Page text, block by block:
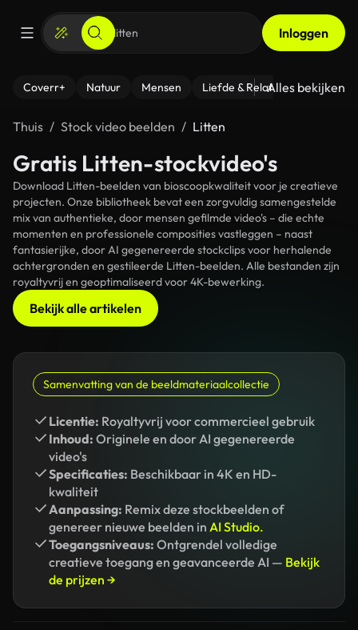
Inloggen
Coverr+ Natuur Mensen Liefde & Relaties - Fitness
Alles bekijken
Thuis Stock video beelden Litten
Gratis Litten-stockvideo's
Download Litten-beelden van bioscoopkwaliteit voor je creatieve
projecten. Onze bibliotheek bevat een zorgvuldig samengestelde
mix van authentieke, door mensen gefilmde video's – die echte
momenten en professionele composities vastleggen – naast
fantasierijke, door AI gegenereerde stockclips voor herhalende
achtergronden en gestileerde Litten-beelden. Alle bestanden zijn
royaltyvrij en geoptimaliseerd voor 4K-bewerking.
Bekijk alle artikelen
Samenvatting van de beeldmateriaalcollectie
Licentie: Royaltyvrij voor commercieel gebruik
Inhoud: Originele en door AI gegenereerde
video's
Specificaties: Beschikbaar in 4K en HD-
kwaliteit
Aanpassing: Remix deze stockbeelden of
genereer nieuwe beelden in AI Studio.
Toegangsniveaus: Ontgrendel volledige
creatieve toegang en geavanceerde AI — Bekijk
de prijzen →